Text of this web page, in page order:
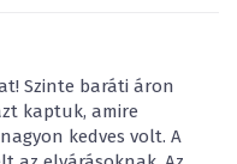
Szinte baráti áron
kaptuk, amire
kedves volt. A